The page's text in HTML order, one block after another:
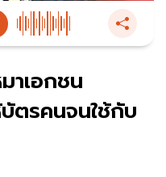
าเอกชน
ตรคนจนใช้กับ